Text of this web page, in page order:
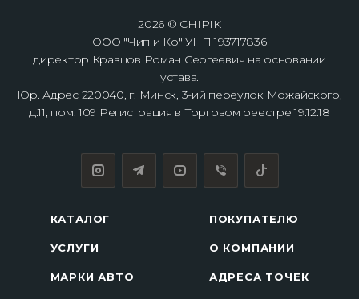
2026 © CHIPIK
ООО "Чип и Ко" УНП 193717836
директор Кравцов Роман Сергеевич на основании
устава.
Юр. Адрес 220040, г. Минск, 3-ий переулок Можайского,
д.11, пом. 109 Регистрация в Торговом реестре 19.12.18
КАТАЛОГ
УСЛУГИ
МАРКИ АВТО
ПОКУПАТЕЛЮ
О КОМПАНИИ
АДРЕСА ТОЧЕК